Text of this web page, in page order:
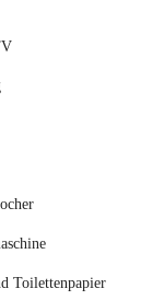
Toilettenpapier